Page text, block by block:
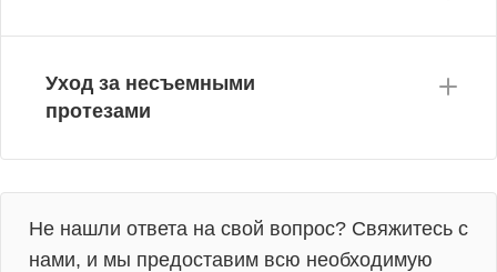
Уход за несъемными
протезами
Не нашли ответа на свой вопрос? Свяжитесь с
нами, и мы предоставим всю необходимую